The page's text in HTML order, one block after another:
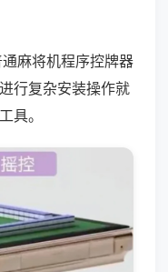
麻将机程序控牌器
行复杂安装操作就
具。